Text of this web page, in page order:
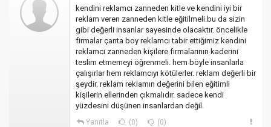
kendini reklamcı zanneden kitle ve kendini iyi bir
reklam veren zanneden kitle eğitilmeli.bu da sizin
gibi değerli insanlar sayesinde olacaktır. öncelikle
firmalar çanta boy reklamcı tabir ettiğimiz kendini
reklamcı zanneden kişilere firmalarının kaderini
teslim etmemeyi öğrenmeli. hem böyle insanlarla
çalışırlar hem reklamcıyı kötülerler. reklam değerli bir
şeydir. reklam reklamın değerini bilen eğitimli
kişilerin ellerinden çıkmalıdır. sadece kendi
yüzdesini düşünen insanlardan değil.
Yanıtla (0) (0)